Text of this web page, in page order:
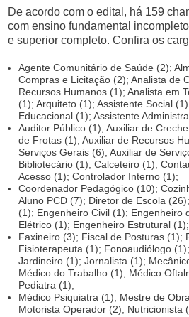
De acordo com o edital, há 159
com ensino fundamental
e superior completo. Confira os
Agente Comunitário de Saúde (2);
Compras e Licitação (2); Analista de
Recursos Humanos (1); Analista em
(1); Arquiteto (1); Assistente Social
Educacional (1); Assistente
Auditor Público (1); Auxiliar de
de Frotas (1); Auxiliar de Recursos
Serviços Gerais (6); Auxiliar de
Bibliotecário (1); Calceteiro (1);
Acesso (1); Controlador Interno (1);
Coordenador Pedagógico (10);
Aluno PCD (7); Diretor de Escola
(1); Engenheiro Civil (1); Engenheiro
Elétrico (1); Engenheiro Estrutural
Faxineiro (3); Fiscal de Posturas (1);
Fisioterapeuta (1); Fonoaudiólogo
Jardineiro (1); Jornalista (1);
Médico do Trabalho (1); Médico
Pediatra (1);
Médico Psiquiatra (1); Mestre de
Motorista Operador (2); Nutricionista